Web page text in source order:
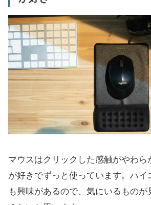
マウスはクリックした感触がやわら
が好きでずっと使っています。ハイ
も興味があるので、気にいるものが